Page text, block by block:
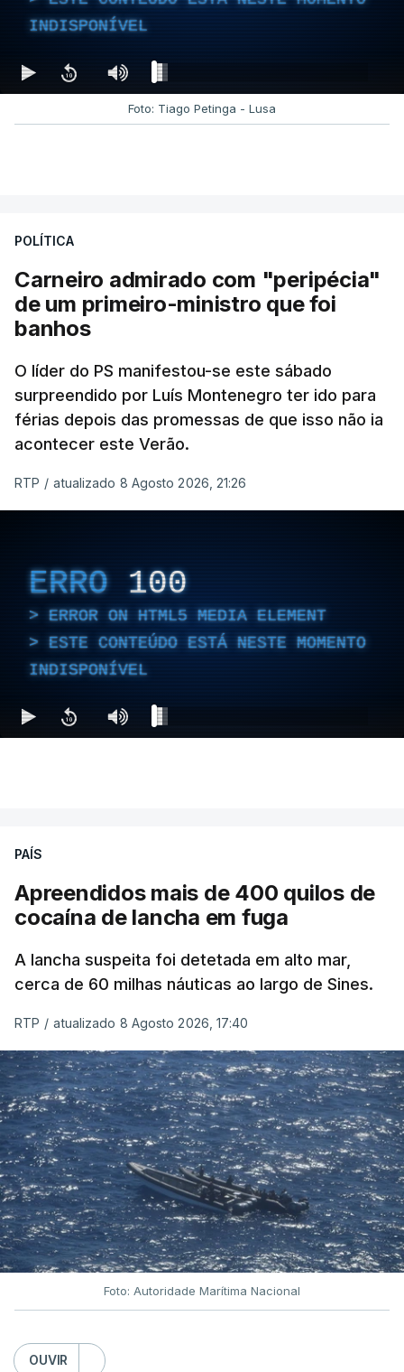
INDISPONÍVEL
Foto: Tiago Petinga - Lusa
POLÍTICA
Carneiro admirado com "peripécia"
de um primeiro-ministro que foi
banhos
O líder do PS manifestou-se este sábado
surpreendido por Luís Montenegro ter ido para
férias depois das promessas de que isso não ia
acontecer este Verão.
RTP / atualizado 8 Agosto 2026, 21:26
ERRO 100
ERROR ON HTML5 MEDIA ELEMENT
ESTE CONTEÚDO ESTÁ NESTE MOMENTO
INDISPONÍVEL
PAÍS
Apreendidos mais de 400 quilos de
cocaína de lancha em fuga
A lancha suspeita foi detetada em alto mar,
cerca de 60 milhas náuticas ao largo de Sines.
RTP / atualizado 8 Agosto 2026, 17:40
Foto: Autoridade Marítima Nacional
OUVIR